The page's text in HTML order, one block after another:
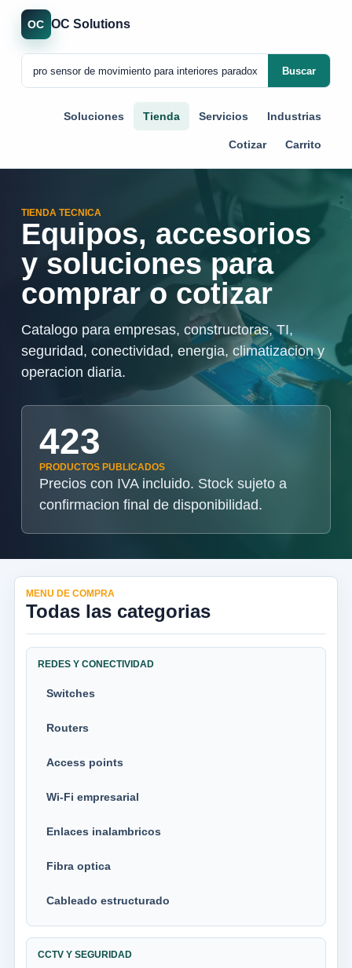
OC OC Solutions
Buscar
Soluciones Tienda Servicios Industrias
Cotizar Carrito
TIENDA TECNICA
Equipos, accesorios
y soluciones para
comprar o cotizar
Catalogo para empresas, constructoras, TI,
seguridad, conectividad, energia, climatizacion y
operacion diaria.
423
PRODUCTOS PUBLICADOS
Precios con IVA incluido. Stock sujeto a
confirmacion final de disponibilidad.
MENU DE COMPRA
Todas las categorias
REDES Y CONECTIVIDAD
Switches
Routers
Access points
Wi-Fi empresarial
Enlaces inalambricos
Fibra optica
Cableado estructurado
CCTV Y SEGURIDAD